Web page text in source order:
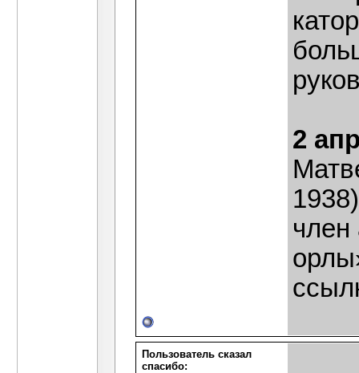
2
член
Пользователь сказал
cпасибо: